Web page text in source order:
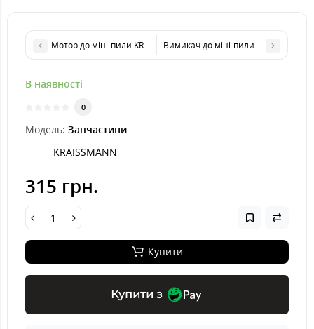
Мотор до міні-пили KRAISSMANN 1502 AKS 20UL
Вимикач до міні-пили KRAISSMANN
В наявності
0
Модель: Запчастини
KRAISSMANN
315 грн.
Купити
Купити з